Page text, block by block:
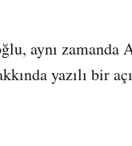
aynı zamanda
yazılı bir